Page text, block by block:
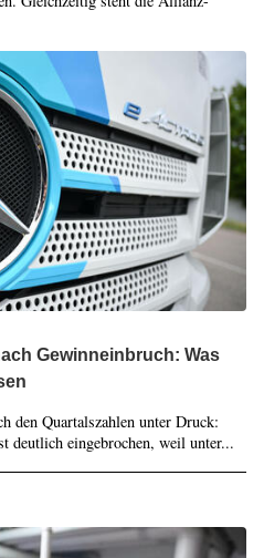
Gewinneinbruch: Was
den Quartalszahlen unter Druck:
deutlich eingebrochen, weil unter...